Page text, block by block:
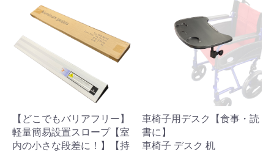
ン
ー
ト
を
サ
イ
【どこでもバリアフリー】
軽量簡易設置スロープ【室
内の小さな段差に！】【持
車椅子用デスク【食事・読
書に】
車椅子 デスク 机